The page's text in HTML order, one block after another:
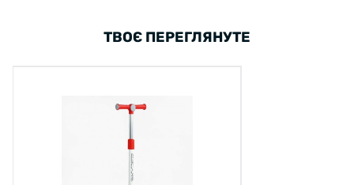
ТВОЄ ПЕРЕГЛЯНУТЕ